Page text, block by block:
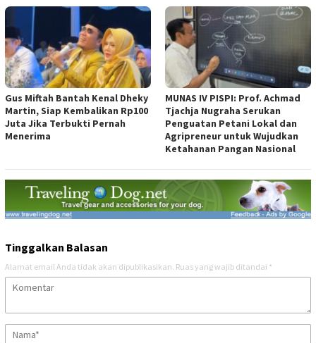
Gus Miftah Bantah Kenal Dheky
Martin, Siap Kembalikan Rp100
Juta Jika Terbukti Pernah
Menerima
MUNAS IV PISPI: Prof. Achmad
Tjachja Nugraha Serukan
Penguatan Petani Lokal dan
Agripreneur untuk Wujudkan
Ketahanan Pangan Nasional
Tinggalkan Balasan
Alamat email Anda tidak akan dipublikasikan. Ruas yang wajib ditandai *